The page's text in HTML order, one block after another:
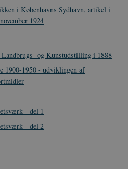
i Københavns Sydhavn, artikel i
1924
og Kunstudstilling i 1888
1900-1950 - udviklingen af
- del 1
- del 2